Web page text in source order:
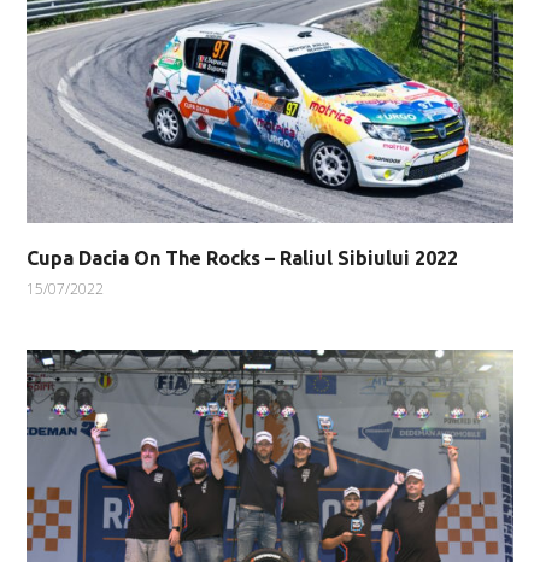
Cupa Dacia On The Rocks – Raliul Sibiului 2022
15/07/2022